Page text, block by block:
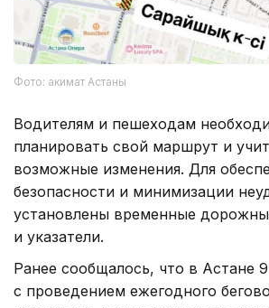
Фото: акимат Астаны
Водителям и пешеходам
планировать свой маршрут и
возможные изменения. Для
безопасности и минимизации
установлены временные
и указатели.
Ранее сообщалось, что в Астане 9
с проведением ежегодного